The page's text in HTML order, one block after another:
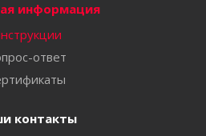
информация
ответ
контакты